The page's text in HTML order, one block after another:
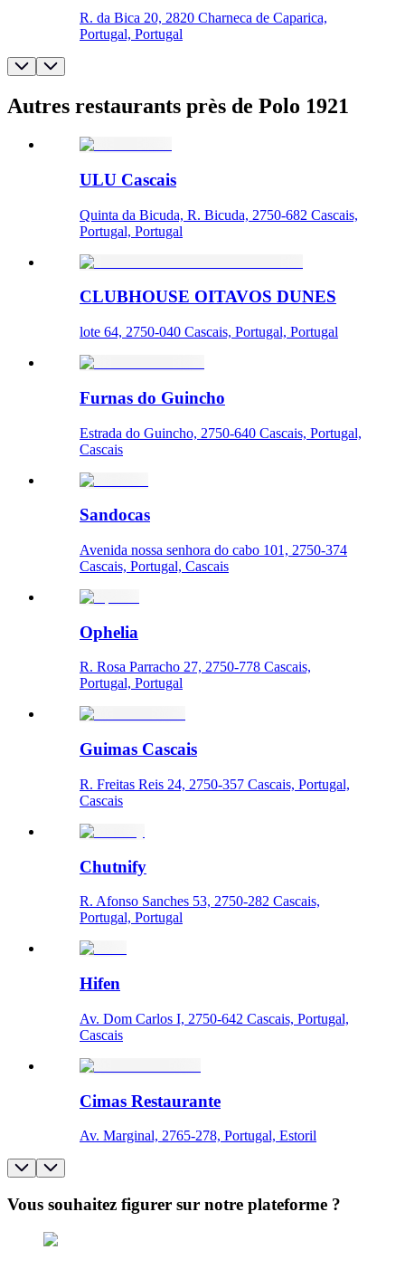
R. da Bica 20, 2820 Charneca de Caparica,
Portugal, Portugal
Autres restaurants près de Polo 1921
ULU Cascais
Quinta da Bicuda, R. Bicuda, 2750-682 Cascais,
Portugal, Portugal
CLUBHOUSE OITAVOS DUNES
lote 64, 2750-040 Cascais, Portugal, Portugal
Furnas do Guincho
Estrada do Guincho, 2750-640 Cascais, Portugal,
Cascais
Sandocas
Avenida nossa senhora do cabo 101, 2750-374
Cascais, Portugal, Cascais
Ophelia
R. Rosa Parracho 27, 2750-778 Cascais,
Portugal, Portugal
Guimas Cascais
R. Freitas Reis 24, 2750-357 Cascais, Portugal,
Cascais
Chutnify
R. Afonso Sanches 53, 2750-282 Cascais,
Portugal, Portugal
Hifen
Av. Dom Carlos I, 2750-642 Cascais, Portugal,
Cascais
Cimas Restaurante
Av. Marginal, 2765-278, Portugal, Estoril
Vous souhaitez figurer sur notre plateforme ?